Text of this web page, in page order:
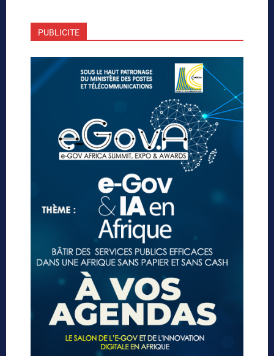
PUBLICITE